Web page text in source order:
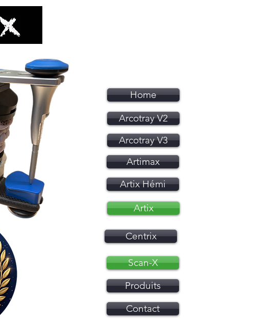
Home
Arcotray V2
Arcotray V3
Artimax
Artix
Artix Hémi
Scan-X
Centrix
Contact
Produits